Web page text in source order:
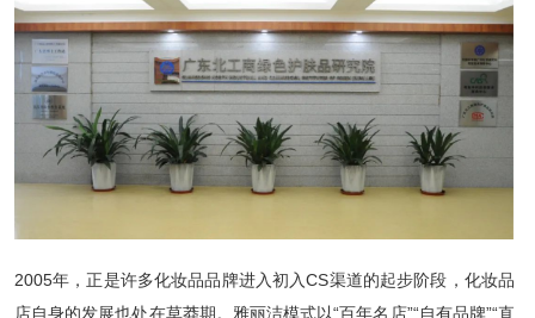
2005年，正是许多化妆品品牌进入初入CS渠道的起步阶段，化妆品
店自身的发展也处在草莽期。雅丽洁模式以“百年名店”“自有品牌”“直